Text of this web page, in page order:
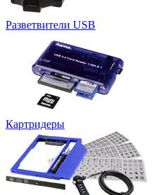
Разветвители USB
Картридеры